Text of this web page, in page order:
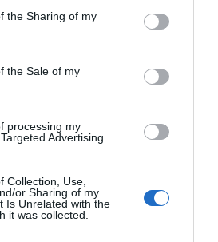
the Sharing of my
the Sale of my
processing my
Advertising.
Collection, Use,
or Sharing of my
Is Unrelated with the
it was collected.
FEDER
uso humano: seguridad y
Isabel Marín Moral